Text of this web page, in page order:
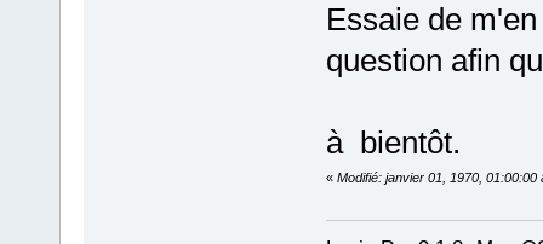
Essaie de
question afin
à bientôt.
« Modifié: janvier 01, 1970, 01:00:00